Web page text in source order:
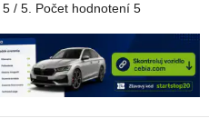
5/ 5. Počet hodnotení 5